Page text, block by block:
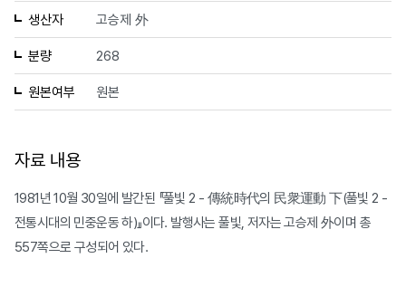
생산자 고승제 外
분량 268
원본여부 원본
자료 내용
1981년 10월 30일에 발간된 『풀빛 2 - 傳統時代의 民衆運動 下(풀빛 2 -
전통시대의 민중운동 하)』이다. 발행사는 풀빛, 저자는 고승제 外이며 총
557쪽으로 구성되어 있다.